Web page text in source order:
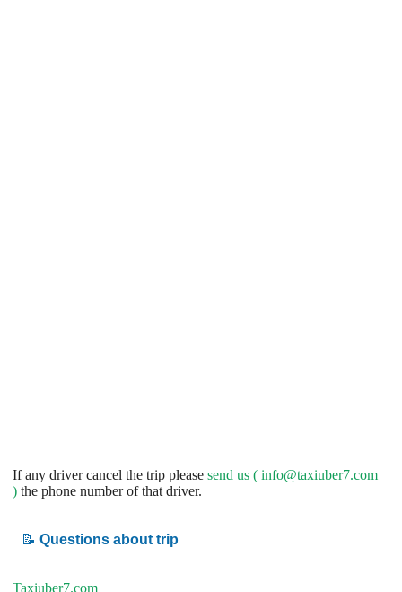
If any driver cancel the trip please send us ( info@taxiuber7.com
) the phone number of that driver.
📝 Questions about trip
Taxiuber7.com